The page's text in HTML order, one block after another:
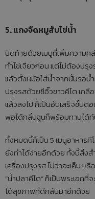
5. แกงจืดหมูสับไข่น้ำ
ปิดท้ายด้วยเมนูที่เพิ่มความค
ทำไข่เจียวก่อน แต่ไม่ต้องปรุ
แล้วตั้งหม้อใส่น้ำจากนั้นรอน้
ปรุงรสด้วยซีอิ๊วขาวคีโต เกลื
แล้วลงไป ก็เป็นอันเสร็จขั้น
พอได้กลิ่นฉุนก็พร้อมทานได้
ทั้งหมดนี้ก็เป็น 5 เมนูอาหาร
ยังทำได้ง่ายอีกด้วย ทั้งนี้สิ่ง
เครื่องปรุงรส ไม่ว่าจะเค็ม ห
“น้ำปลาคีโต” ก็เป็นพระเอก
ได้สุขภาพที่ดีกลับมาอีกด้วย